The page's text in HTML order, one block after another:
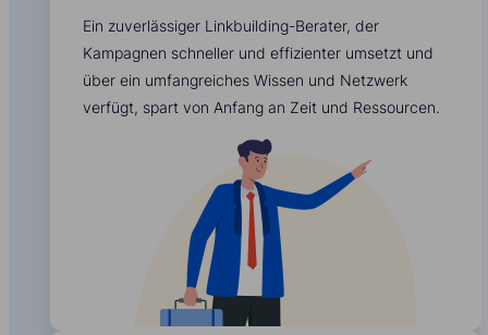
Ein zuverlässiger Linkbuilding-Berater, der
Kampagnen schneller und effizienter umsetzt und
über ein umfangreiches Wissen und Netzwerk
verfügt, spart von Anfang an Zeit und Ressourcen.